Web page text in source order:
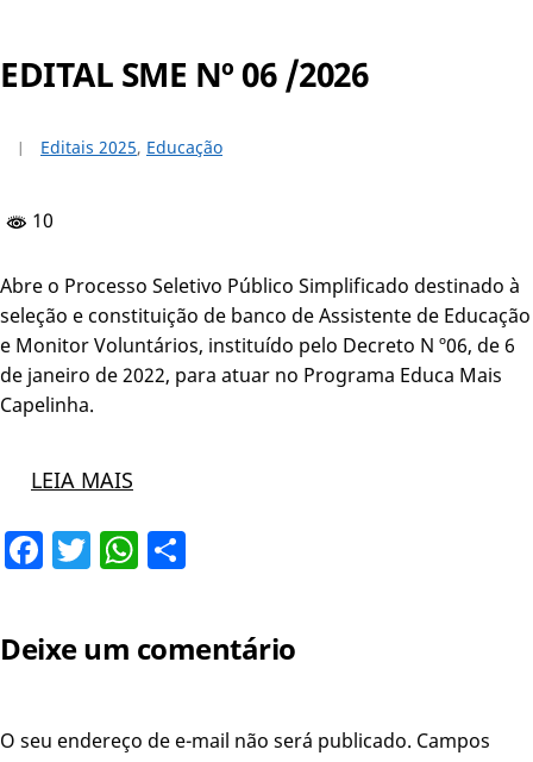
EDITAL SME Nº 06 /2026
Editais 2025, Educação
10
Abre o Processo Seletivo Público Simplificado destinado à
seleção e constituição de banco de Assistente de Educação
e Monitor Voluntários, instituído pelo Decreto N º06, de 6
de janeiro de 2022, para atuar no Programa Educa Mais
Capelinha.
LEIA MAIS
Facebook
TwitterWhatsApp
Deixe um comentário
O seu endereço de e-mail não será publicado. Campos